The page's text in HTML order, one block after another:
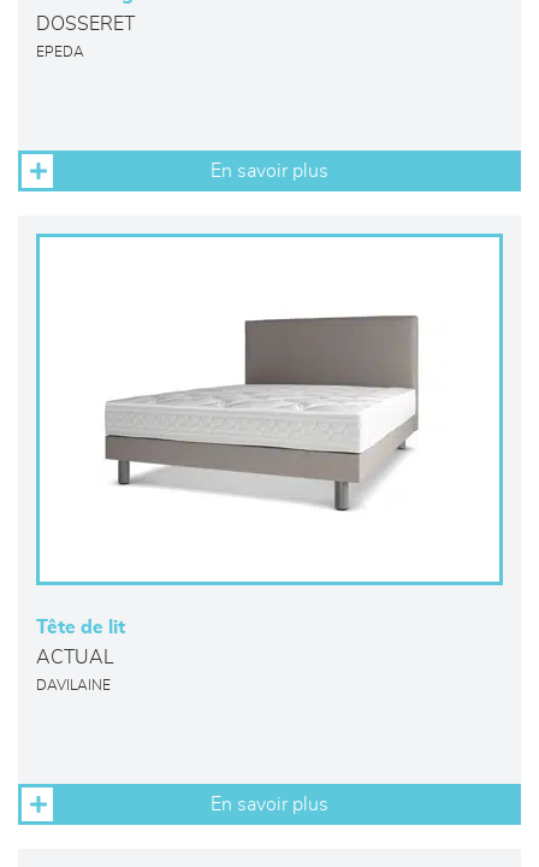
DOSSERET
EPEDA
En savoir plus
Tête de lit
ACTUAL
DAVILAINE
En savoir plus